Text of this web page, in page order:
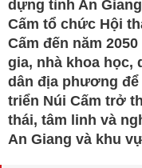
dựng tỉnh An
Cấm tổ chức Hội
Cấm đến năm
gia, nhà khoa học,
dân địa phương
triển Núi Cấm trở
thái, tâm linh và
An Giang và khu